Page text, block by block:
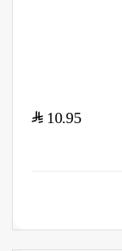
10.95
$